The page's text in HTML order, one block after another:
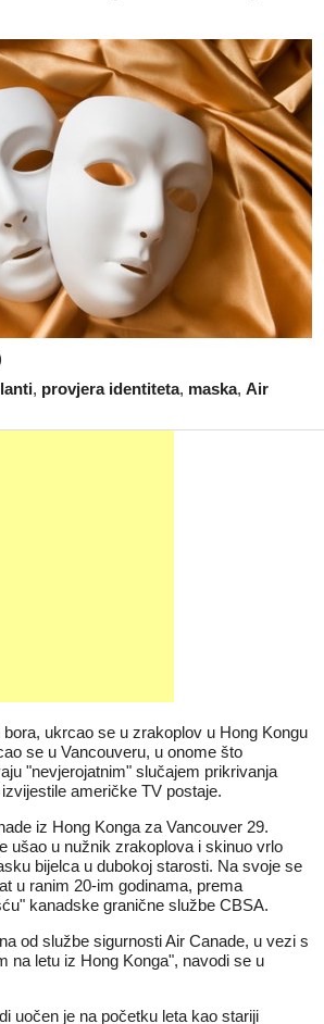
, provjera identiteta, maska, Air
bora, ukrcao se u zrakoplov u Hong Kongu
se u Vancouveru, u onome što
"nevjerojatnim" slučajem prikrivanja
američke TV postaje.
iz Hong Konga za Vancouver 29.
ušao u nužnik zrakoplova i skinuo vrlo
bijelca u dubokoj starosti. Na svoje se
u ranim 20-im godinama, prema
kanadske granične službe CBSA.
od službe sigurnosti Air Canade, u vezi s
na letu iz Hong Konga", navodi se u
uočen je na početku leta kao stariji